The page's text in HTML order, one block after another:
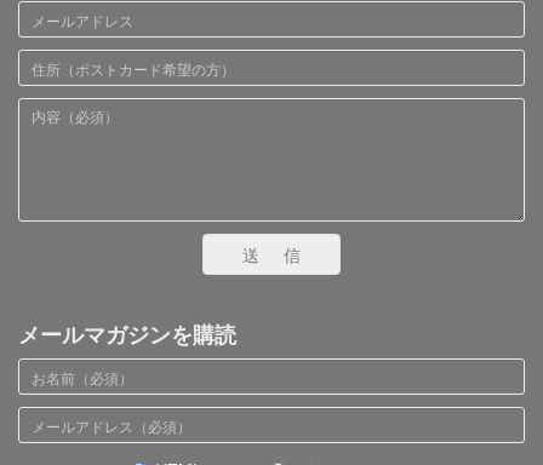
送信
メールマガジンを購読